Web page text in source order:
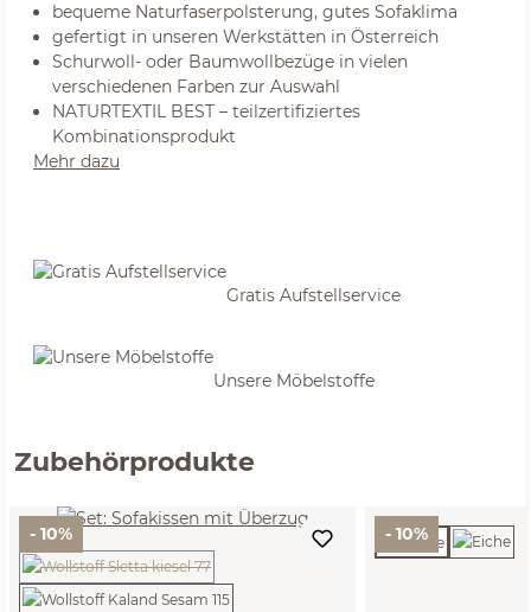
bequeme Naturfaserpolsterung, gutes Sofaklima
gefertigt in unseren Werkstätten in Österreich
Schurwoll- oder Baumwollbezüge in vielen
verschiedenen Farben zur Auswahl
NATURTEXTIL BEST – teilzertifiziertes
Kombinationsprodukt
Mehr dazu
Gratis Aufstellservice
Unsere Möbelstoffe
Zubehörprodukte
- 10% - 10%